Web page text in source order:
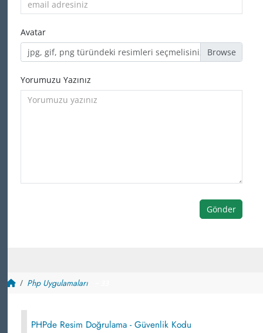
Avatar
jpg, gif, png türündeki resimleri seçmelisiniz
Yorumuzu Yazınız
Gönder
Php Uygulamaları
PHPde Resim Doğrulama - Güvenlik Kodu